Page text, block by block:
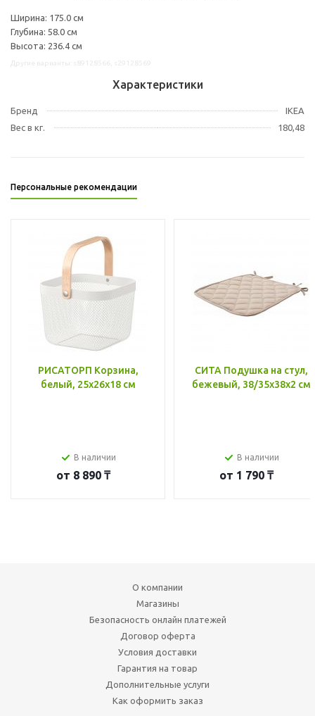
Ширина: 175.0 см
Глубина: 58.0 см
Высота: 236.4 см
Характеристики
Бренд
IKEA
Вес в кг.
180,48
Персональные рекомендации
РИСАТОРП Корзина,
белый, 25x26x18 см
В наличии
от 8 890 ₸
СИТА Подушка на стул,
бежевый, 38/35x38x2 см
В наличии
от 1 790 ₸
О компании
Магазины
Безопасность онлайн платежей
Договор оферта
Условия доставки
Гарантия на товар
Дополнительные услуги
Как оформить заказ